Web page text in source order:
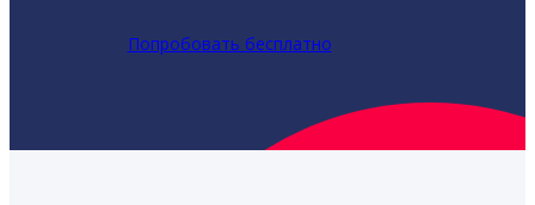
Попробовать бесплатно